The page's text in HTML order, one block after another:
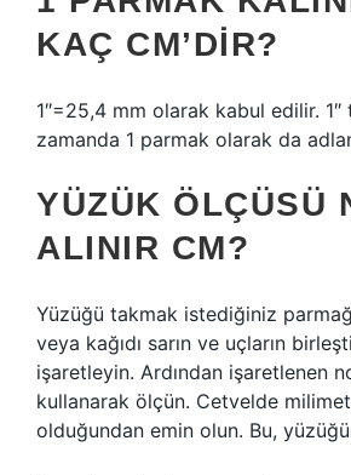
KAÇ CM’DIR?
1″=25,4 mm olarak kabul edilir. 1″
zamanda 1 parmak olarak da
YÜZÜK ÖLÇÜSÜ
ALINIR CM?
Yüzüğü takmak istediğiniz
veya kağıdı sarın ve uçların
işaretleyin. Ardından işaretlenen
kullanarak ölçün. Cetvelde
olduğundan emin olun. Bu,